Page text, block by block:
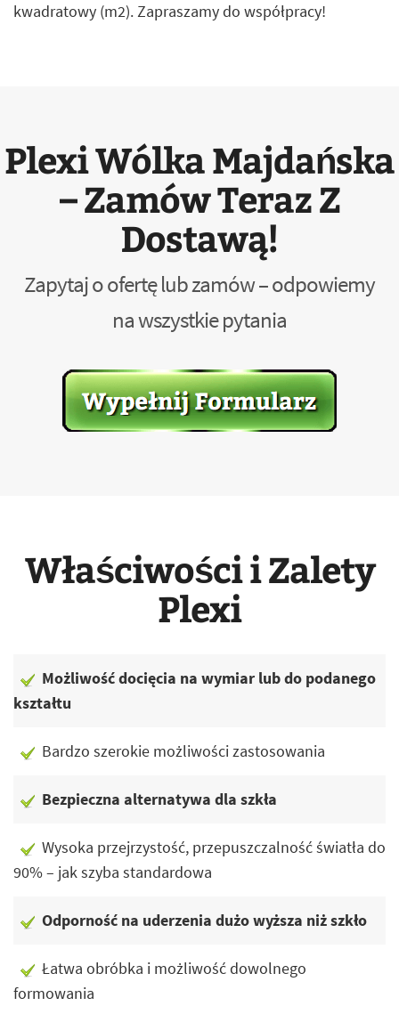
kwadratowy (m2). Zapraszamy do współpracy!
Plexi Wólka Majdańska
– Zamów Teraz Z
Dostawą!
Zapytaj o ofertę lub zamów – odpowiemy
na wszystkie pytania
Właściwości i Zalety
Plexi
Możliwość docięcia na wymiar lub do podanego
kształtu
Bardzo szerokie możliwości zastosowania
Bezpieczna alternatywa dla szkła
Wysoka przejrzystość, przepuszczalność światła do
90% – jak szyba standardowa
Odporność na uderzenia dużo wyższa niż szkło
Łatwa obróbka i możliwość dowolnego
formowania